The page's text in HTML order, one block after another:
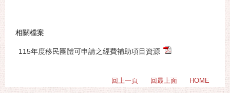
相關檔案
115年度移民團體可申請之經費補助項目資源
回上一頁 回最上面 HOME